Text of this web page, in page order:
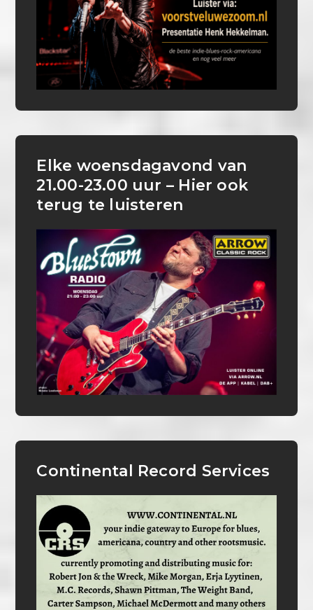
Elke woensdagavond van
21.00-23.00 uur – Hier ook
terug te luisteren
Continental Record Services